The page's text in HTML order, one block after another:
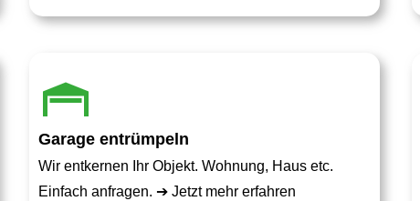
Garage entrümpeln
Wir entkernen Ihr Objekt. Wohnung, Haus etc.
Einfach anfragen. ➔Jetzt mehr erfahren